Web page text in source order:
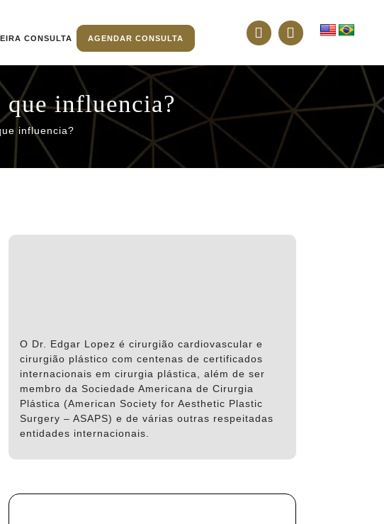
CONSULTA AGENDAR CONSULTA
que influencia?
influencia?
O Dr. Edgar Lopez é cirurgião cardiovascular e
cirurgião plástico com centenas de certificados
internacionais em cirurgia plástica, além de ser
membro da Sociedade Americana de Cirurgia
Plástica (American Society for Aesthetic Plastic
Surgery – ASAPS) e de várias outras respeitadas
entidades internacionais.